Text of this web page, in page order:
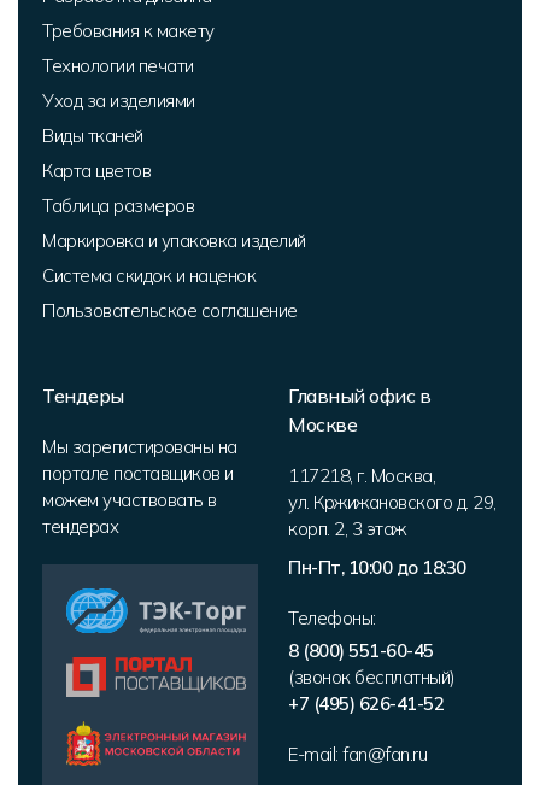
Требования к макету
Технологии печати
Уход за изделиями
Виды тканей
Карта цветов
Таблица размеров
Маркировка и упаковка изделий
Система скидок и наценок
Пользовательское соглашение
Тендеры
Мы зарегистированы на
портале поставщиков и
можем участвовать в
тендерах
Главный офис в
Москве
117218, г. Москва,
ул. Кржижановского д. 29,
корп. 2, 3 этаж
Пн-Пт, 10:00 до 18:30
Телефоны:
8 (800) 551-60-45
(звонок бесплатный)
+7 (495) 626-41-52
E-mail: fan@fan.ru